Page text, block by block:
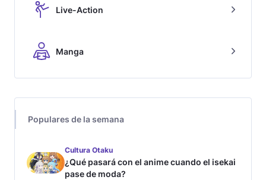
Live-Action
Manga
Populares de la semana
Cultura Otaku
¿Qué pasará con el anime cuando el isekai
pase de moda?